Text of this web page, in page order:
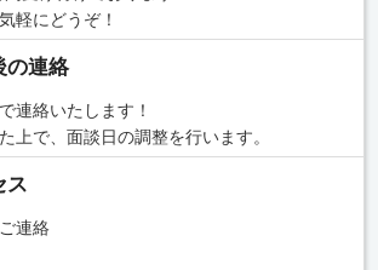
軽にどうぞ！
の連絡
連絡いたします！
上で、面談日の調整を行います。
ス
連絡